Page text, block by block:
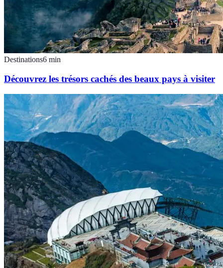
Destinations6 min
Découvrez les trésors cachés des beaux pays à visiter